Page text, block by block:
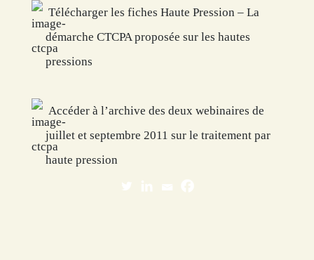
Télécharger les fiches Haute Pression – La
démarche CTCPA proposée sur les hautes
pressions
Accéder à l’archive des deux webinaires de
juillet et septembre 2011 sur le traitement par
haute pression